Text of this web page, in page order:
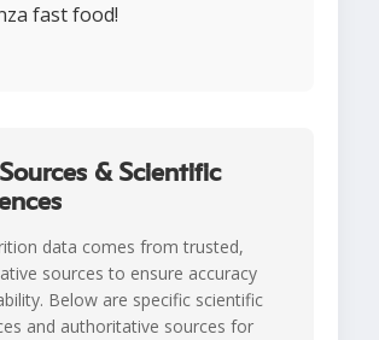
fast food!
& Scientific
data comes from trusted,
sources to ensure accuracy
Below are specific scientific
and authoritative sources for